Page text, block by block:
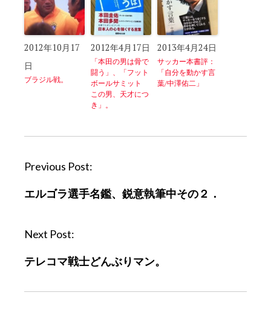
2012年10月17
日
ブラジル戦。
2012年4月17日
「本田の男は骨で
闘う」、「フット
ボールサミット
この男、天才につ
き」。
2013年4月24日
サッカー本書評：
「自分を動かす言
葉/中澤佑二」
P
s
n
v
Previous Post:
エルゴラ選手名鑑、鋭意執筆中その２．
Next Post:
テレコマ戦士どんぶりマン。